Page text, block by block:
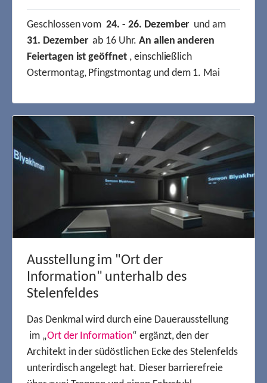
Ausstellung im "Ort der
Information" unterhalb des
Stelenfeldes
Das Denkmal wird durch eine Dauerausstellung
im „Ort der Information“ ergänzt, den der
Architekt in der südöstlichen Ecke des Stelenfelds
unterirdisch angelegt hat. Dieser barrierefreie
Geschlossen vom24. - 26. Dezember und am
31. Dezemberab 16 Uhr. An allen anderen
Feiertagen ist geöffnet, einschließlich
Ostermontag, Pfingstmontag und dem 1. Mai